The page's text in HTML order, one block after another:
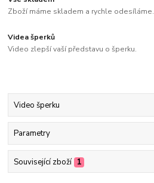
Zboží máme skladem a rychle odesíláme.
Videa šperků
Video zlepší vaší představu o šperku.
Video šperku
Parametry
Související zboží 1